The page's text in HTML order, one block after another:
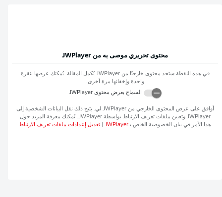
محتوى تحريري موصى به من JWPlayer
في هذه النقطة ستجد محتوى خارجيًا منJWPlayer يُكمل المقالة. يُمكنك عرضها بنقرة
واحدة وإخفائها مرة أخرى.
السماح بعرض محتوىJWPlayer
أوافق على عرض المحتوى الخارجي منJWPlayer لي. يتيح ذلك نقل البيانات الشخصية إلى
JWPlayer وتعيين ملفات تعريف الارتباط بواسطةJWPlayer. يُمكنك معرفة المزيد حول
هذا الأمر في بيان الخصوصية الخاص بـJWPlayer تعديل إعدادات ملفات تعريف الارتباط